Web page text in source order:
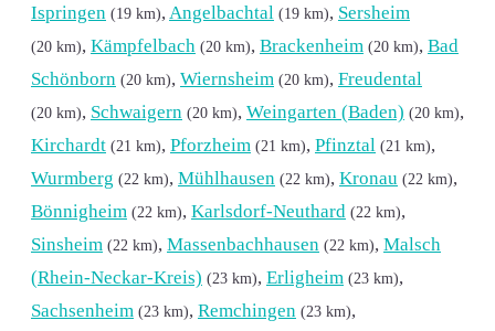
Ispringen (19 km), Angelbachtal (19 km), Sersheim
(20 km), Kämpfelbach (20 km), Brackenheim (20 km), Bad
Schönborn (20 km), Wiernsheim (20 km), Freudental
(20 km), Schwaigern (20 km), Weingarten (Baden) (20 km),
Kirchardt (21 km), Pforzheim (21 km), Pfinztal (21 km),
Wurmberg (22 km), Mühlhausen (22 km), Kronau (22 km),
Bönnigheim (22 km), Karlsdorf-Neuthard (22 km),
Sinsheim (22 km), Massenbachhausen (22 km), Malsch
(Rhein-Neckar-Kreis) (23 km), Erligheim (23 km),
Sachsenheim (23 km), Remchingen (23 km),